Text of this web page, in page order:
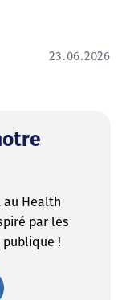
23.06.2026
au Health
par les
!